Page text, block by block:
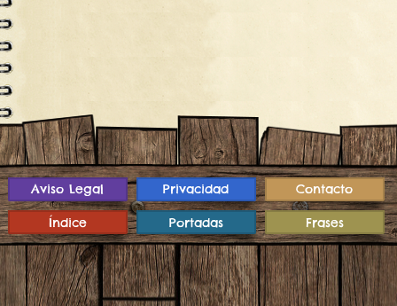
Contacto
Privacidad
Aviso Legal
Frases
Portadas
Índice